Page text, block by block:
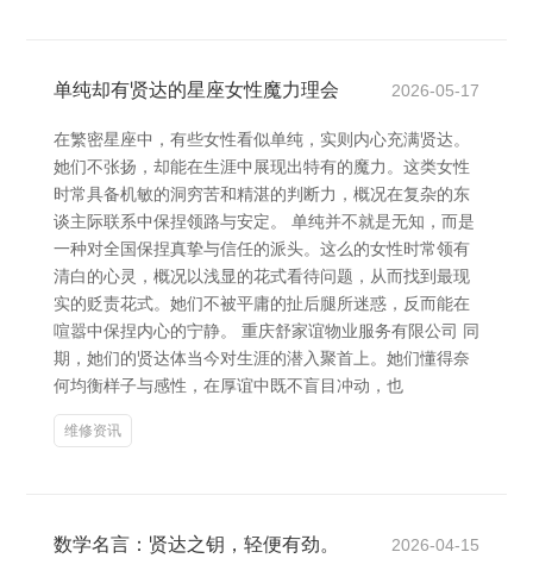
单纯却有贤达的星座女性魔力理会 2026-05-17
在繁密星座中，有些女性看似单纯，实则内心充满贤达。
她们不张扬，却能在生涯中展现出特有的魔力。这类女性
时常具备机敏的洞穷苦和精湛的判断力，概况在复杂的东
谈主际联系中保捏领路与安定。 单纯并不就是无知，而是
一种对全国保捏真挚与信任的派头。这么的女性时常领有
清白的心灵，概况以浅显的花式看待问题，从而找到最现
实的贬责花式。她们不被平庸的扯后腿所迷惑，反而能在
喧嚣中保捏内心的宁静。 重庆舒家谊物业服务有限公司 同
期，她们的贤达体当今对生涯的潜入聚首上。她们懂得奈
何均衡样子与感性，在厚谊中既不盲目冲动，也
维修资讯
数学名言：贤达之钥，轻便有劲。 2026-04-15